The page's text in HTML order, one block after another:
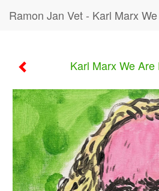
Karl Marx We Are